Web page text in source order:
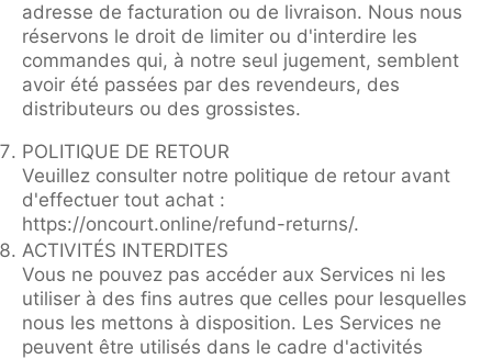
adresse de facturation ou de livraison. Nous nous
réservons le droit de limiter ou d'interdire les
commandes qui, à notre seul jugement, semblent
avoir été passées par des revendeurs, des
distributeurs ou des grossistes.
POLITIQUE DE RETOUR
Veuillez consulter notre politique de retour avant
d'effectuer tout achat :
https://oncourt.online/refund-returns/.
ACTIVITÉS INTERDITES
Vous ne pouvez pas accéder aux Services ni les
utiliser à des fins autres que celles pour lesquelles
nous les mettons à disposition. Les Services ne
peuvent être utilisés dans le cadre d'activités